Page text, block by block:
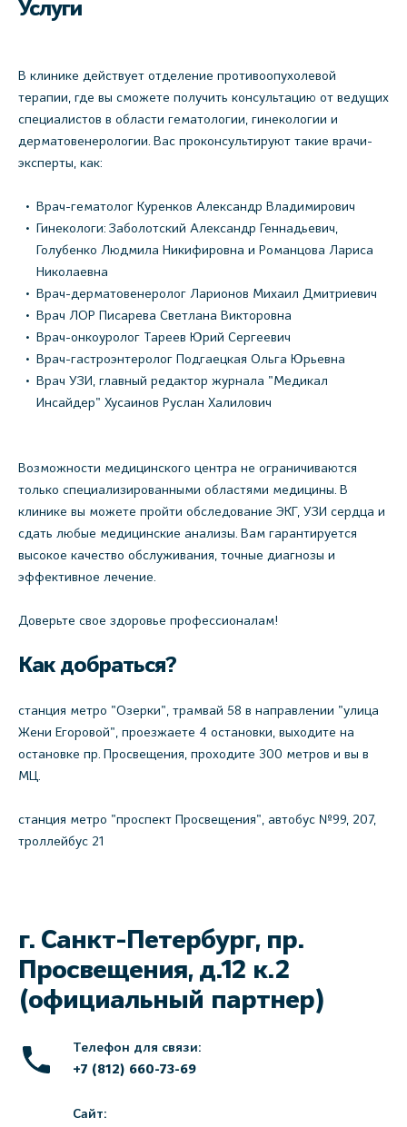
Услуги
В клинике действует отделение противоопухолевой
терапии, где вы сможете получить консультацию от ведущих
специалистов в области гематологии, гинекологии и
дерматовенерологии. Вас проконсультируют такие врачи-
эксперты, как:
Врач-гематолог Куренков Александр Владимирович
Гинекологи: Заболотский Александр Геннадьевич,
Голубенко Людмила Никифировна и Романцова Лариса
Николаевна
Врач-дерматовенеролог Ларионов Михаил Дмитриевич
Врач ЛОР Писарева Светлана Викторовна
Врач-онкоуролог Тареев Юрий Сергеевич
Врач-гастроэнтеролог Подгаецкая Ольга Юрьевна
Врач УЗИ, главный редактор журнала "Медикал
Инсайдер" Хусаинов Руслан Халилович
Возможности медицинского центра не ограничиваются
только специализированными областями медицины. В
клинике вы можете пройти обследование ЭКГ, УЗИ сердца и
сдать любые медицинские анализы. Вам гарантируется
высокое качество обслуживания, точные диагнозы и
эффективное лечение.
Доверьте свое здоровье профессионалам!
Как добраться?
станция метро "Озерки", трамвай 58 в направлении "улица
Жени Егоровой", проезжаете 4 остановки, выходите на
остановке пр. Просвещения, проходите 300 метров и вы в
МЦ.
станция метро "проспект Просвещения", автобус №99, 207,
троллейбус 21
г. Санкт-Петербург, пр.
Просвещения, д.12 к.2
(официальный партнер)
Телефон для связи:
+7 (812) 660-73-69
Сайт: